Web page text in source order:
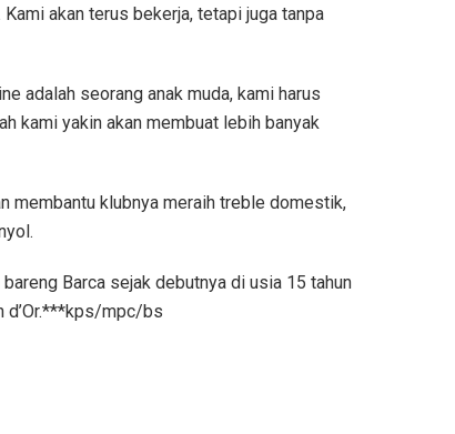
akan terus bekerja, tetapi juga tanpa
adalah seorang anak muda, kami harus
kami yakin akan membuat lebih banyak
membantu klubnya meraih treble domestik,
Barca sejak debutnya di usia 15 tahun
d’Or.***kps/mpc/bs